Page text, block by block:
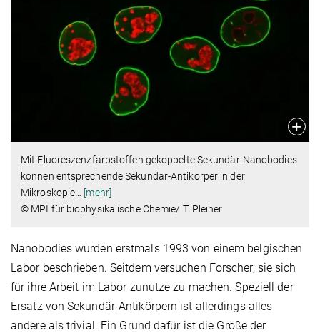
Mit Fluoreszenzfarbstoffen gekoppelte Sekundär-Nanobodies
können entsprechende Sekundär-Antikörper in der
Mikroskopie
[mehr]
© MPI für biophysikalische Chemie/ T. Pleiner
Nanobodies wurden erstmals 1993 von einem belgischen
Labor beschrieben. Seitdem versuchen Forscher, sie sich
für ihre Arbeit im Labor zunutze zu machen. Speziell der
Ersatz von Sekundär-Antikörpern ist allerdings alles
andere als trivial. Ein Grund dafür ist die Größe der